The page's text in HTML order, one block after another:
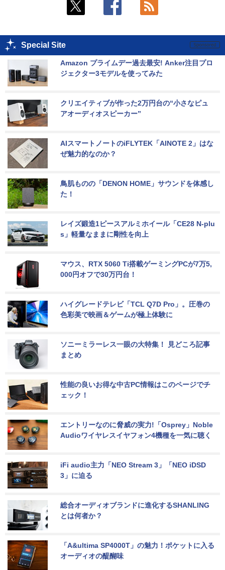
Special Site
Amazon プライムデー過去最安! Anker注目プロ
ジェクター3モデルを使ってみた
クリエイティブが作った2万円台の“小さなピュ
アオーディオスピーカー”
AIスマートノートのiFLYTEK「AINOTE 2」はな
ぜ魅力的なのか？
鳥肌ものの「DENON HOME」サウンドを体感し
た！
レイズ鍛造1ピースアルミホイール「CE28 N-plu
s」軽量なままに剛性を向上
マウス、RTX 5060 Ti搭載ゲーミングPCが7万5,
000円オフで30万円台！
ハイグレードテレビ「TCL Q7D Pro」。圧巻の
色彩美で映画＆ゲームが極上体験に
ソニーミラーレス一眼の大特集！ 見どころ記事
まとめ
性能の良いお得な中古PC情報はこのページでチ
ェック！
エントリーなのに脅威の実力!「Osprey」Noble
Audioワイヤレスイヤフォン4機種を一気に聴く
iFi audio主力「NEO Stream 3」「NEO iDSD
3」に迫る
総合オーディオブランドに進化するSHANLING
とは何者か？
「A&ultima SP4000T」の魅力！ポケットに入る
オーディオの醍醐味